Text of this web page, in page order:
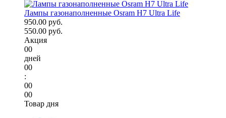
Лампы газонаполненные Osram H7 Ultra Life
950.00 руб.
550.00 руб.
Акция
00
дней
00
:
00
00
Товар дня